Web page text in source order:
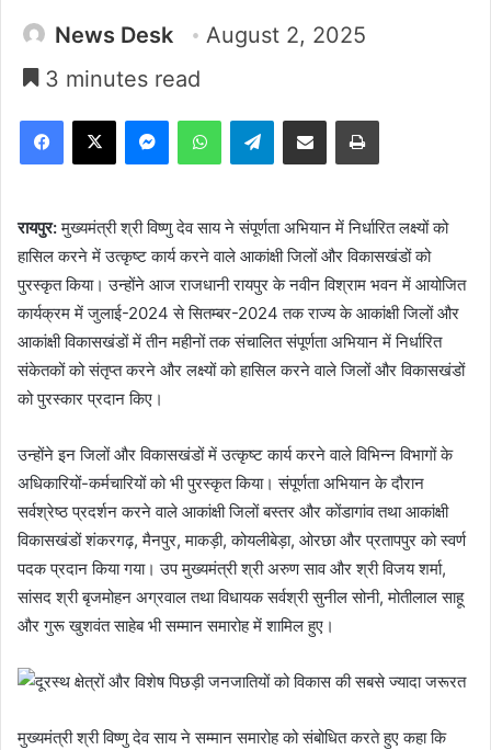
News Desk
August 2, 2025
3 minutes read
Facebook
X MessengerWhatsAppTelegramShare via Email Print
रायपुर:मुख्यमंत्री श्री विष्णु देव साय ने संपूर्णता अभियान में निर्धारित लक्ष्यों को
हासिल करने में उत्कृष्ट कार्य करने वाले आकांक्षी जिलों और विकासखंडों को
पुरस्कृत किया। उन्होंने आज राजधानी रायपुर के नवीन विश्राम भवन में आयोजित
कार्यक्रम में जुलाई-2024 से सितम्बर-2024 तक राज्य के आकांक्षी जिलों और
आकांक्षी विकासखंडों में तीन महीनों तक संचालित संपूर्णता अभियान में निर्धारित
संकेतकों को संतृप्त करने और लक्ष्यों को हासिल करने वाले जिलों और विकासखंडों
को पुरस्कार प्रदान किए।
उन्होंने इन जिलों और विकासखंडों में उत्कृष्ट कार्य करने वाले विभिन्न विभागों के
अधिकारियों-कर्मचारियों को भी पुरस्कृत किया। संपूर्णता अभियान के दौरान
सर्वश्रेष्ठ प्रदर्शन करने वाले आकांक्षी जिलों बस्तर और कोंडागांव तथा आकांक्षी
विकासखंडों शंकरगढ़, मैनपुर, माकड़ी, कोयलीबेड़ा, ओरछा और प्रतापपुर को स्वर्ण
पदक प्रदान किया गया। उप मुख्यमंत्री श्री अरुण साव और श्री विजय शर्मा,
सांसद श्री बृजमोहन अग्रवाल तथा विधायक सर्वश्री सुनील सोनी, मोतीलाल साहू
और गुरू खुशवंत साहेब भी सम्मान समारोह में शामिल हुए।
मुख्यमंत्री श्री विष्णु देव साय ने सम्मान समारोह को संबोधित करते हुए कहा कि